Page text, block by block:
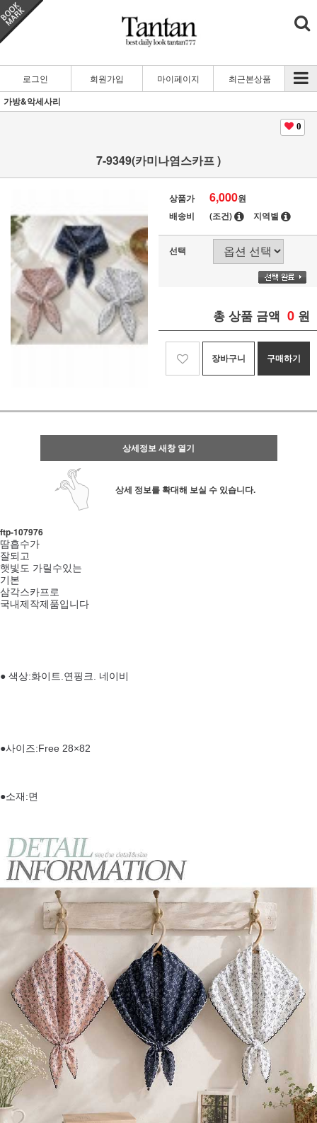
로그인 회원가입 마이페이지 최근본상품
가방&악세사리
0
7-9349(카미나염스카프 )
상품가 6,000원
배송비
(조건) 지역별
선택
총 상품 금액 0 원
장바구니 구매하기
상세정보 새창 열기
상세 정보를 확대해 보실 수 있습니다.
ftp- 107976
땀흡수가
잘되고
햇빛도 가릴수있는
기본
삼각스카프로
국내제작제품입니다
● 색상:화이트.연핑크. 네이비
●사이즈:Free 28×82
●소재:면